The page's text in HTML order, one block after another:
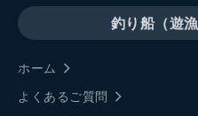
釣り船（遊
ホーム
よくあるご質問